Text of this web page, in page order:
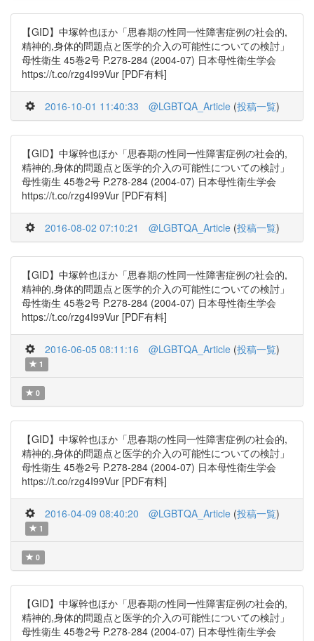
【GID】中塚幹也ほか「思春期の性同一性障害症例の社会的,
精神的,身体的問題点と医学的介入の可能性についての検討」
母性衛生 45巻2号 P.278-284 (2004-07) 日本母性衛生学会
https://t.co/rzg4I99Vur [PDF有料]
2016-10-01 11:40:33 @LGBTQA_Article (投稿一覧)
【GID】中塚幹也ほか「思春期の性同一性障害症例の社会的,
精神的,身体的問題点と医学的介入の可能性についての検討」
母性衛生 45巻2号 P.278-284 (2004-07) 日本母性衛生学会
https://t.co/rzg4I99Vur [PDF有料]
2016-08-02 07:10:21 @LGBTQA_Article (投稿一覧)
【GID】中塚幹也ほか「思春期の性同一性障害症例の社会的,
精神的,身体的問題点と医学的介入の可能性についての検討」
母性衛生 45巻2号 P.278-284 (2004-07) 日本母性衛生学会
https://t.co/rzg4I99Vur [PDF有料]
2016-06-05 08:11:16 @LGBTQA_Article (投稿一覧)
1
0
【GID】中塚幹也ほか「思春期の性同一性障害症例の社会的,
精神的,身体的問題点と医学的介入の可能性についての検討」
母性衛生 45巻2号 P.278-284 (2004-07) 日本母性衛生学会
https://t.co/rzg4I99Vur [PDF有料]
2016-04-09 08:40:20 @LGBTQA_Article (投稿一覧)
1
0
【GID】中塚幹也ほか「思春期の性同一性障害症例の社会的,
精神的,身体的問題点と医学的介入の可能性についての検討」
母性衛生 45巻2号 P.278-284 (2004-07) 日本母性衛生学会